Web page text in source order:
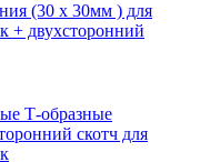
(30 х 30мм ) для
+ двухсторонний